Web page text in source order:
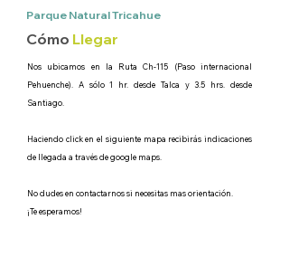
Parque Natural Tricahue
Cómo Llegar
Nos ubicamos en la Ruta Ch-115 (Paso internacional
Pehuenche). A sólo 1 hr. desde Talca y 3.5 hrs. desde
Santiago.
Haciendo click en el siguiente mapa recibirás indicaciones
de llegada a través de google maps.
No dudes en contactarnos si necesitas mas orientación.
¡Te esperamos!